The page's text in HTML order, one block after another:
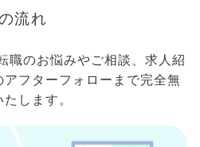
流れ
職のお悩みやご相談、求人紹
フターフォローまで完全無
します。